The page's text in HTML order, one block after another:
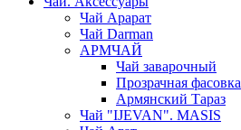
Чай Арарат
Чай Darman
АРМЧАЙ
Чай заварочный
Прозрачная фасовка
Армянский Тараз
Чай "IJEVAN". MASIS